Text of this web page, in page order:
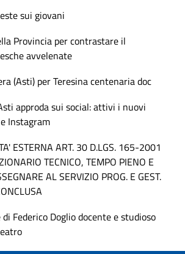
sui giovani
Provincia per contrastare il
avvelenate
(Asti) per Teresina centenaria doc
approda sui social: attivi i nuovi
Instagram
ESTERNA ART. 30 D.LGS. 165-2001
TECNICO, TEMPO PIENO E
AL SERVIZIO PROG. E GEST.
Federico Doglio docente e studioso